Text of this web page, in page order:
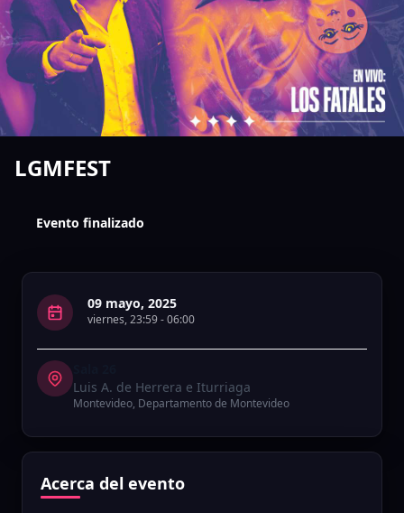
LGMFEST
Evento finalizado
09 mayo, 2025
viernes,23:59-06:00
Luis A. de Herrera e Iturriaga
Montevideo, Departamento de Montevideo
Acerca del evento